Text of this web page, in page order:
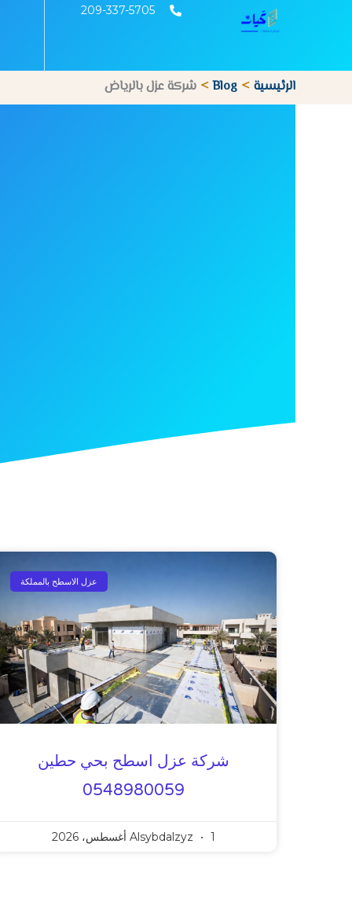
209-337-5705
الرئيسية Blog شركة عزل بالرياض
عزل الاسطح بالمملكة
شركة عزل اسطح بحي حطين
0548980059
Alsybdalzyz 1 أغسطس، 2026